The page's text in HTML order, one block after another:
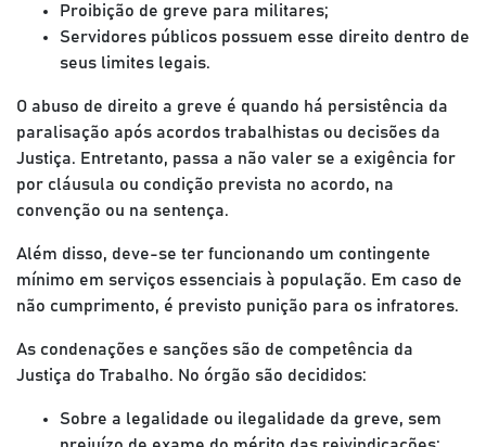
Proibição de greve para militares;
Servidores públicos possuem esse direito dentro de
seus limites legais.
O abuso de direito a greve é quando há persistência da
paralisação após acordos trabalhistas ou decisões da
Justiça. Entretanto, passa a não valer se a exigência for
por cláusula ou condição prevista no acordo, na
convenção ou na sentença.
Além disso, deve-se ter funcionando um contingente
mínimo em serviços essenciais à população. Em caso de
não cumprimento, é previsto punição para os infratores.
As condenações e sanções são de competência da
Justiça do Trabalho. No órgão são decididos:
Sobre a legalidade ou ilegalidade da greve, sem